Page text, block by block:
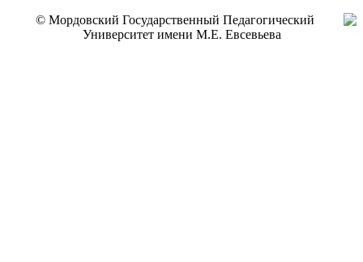
© Мордовский Государственный Педагогический
Университет имени М.Е. Евсевьева